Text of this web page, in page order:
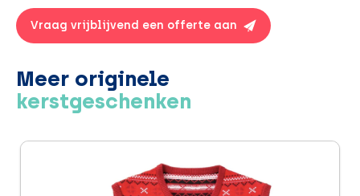
Vraag vrijblijvend een offerte aan
Meer originele
kerstgeschenken